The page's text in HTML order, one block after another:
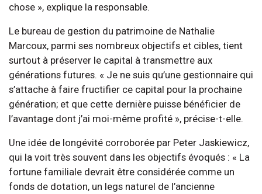
chose », explique la responsable.
Le bureau de gestion du patrimoine de Nathalie
Marcoux, parmi ses nombreux objectifs et cibles, tient
surtout à préserver le capital à transmettre aux
générations futures. « Je ne suis qu’une gestionnaire qui
s’attache à faire fructifier ce capital pour la prochaine
génération; et que cette dernière puisse bénéficier de
l’avantage dont j’ai moi-même profité », précise-t-elle.
Une idée de longévité corroborée par Peter Jaskiewicz,
qui la voit très souvent dans les objectifs évoqués : « La
fortune familiale devrait être considérée comme un
fonds de dotation, un legs naturel de l’ancienne